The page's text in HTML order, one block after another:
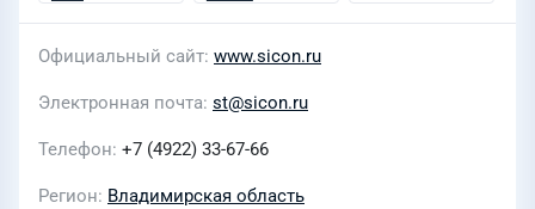
Официальный сайт www.sicon.ru
Электронная почта st@sicon.ru
Телефон +7 (4922) 33-67-66
Регион Владимирская область